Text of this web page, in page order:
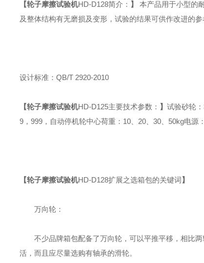
【轮子摩擦试验机HD-D128简介： 】 本产品用于小型的
及整体结构有无磨损及变形，试验的结果可供作改进的参
设计标准： QB/T 2920-2010
【轮子摩擦试验机HD-D125主要技术参数： 】 试验砂轮：
9 ， 999 ，自动停机轮中心荷重： 10 20 30 50kg电源：
【轮子摩擦试验机HD-D128扩展之选箱包的关键词】
万向轮：
不少品牌箱包配备了万向轮，可以平推平移，相比两
活，而且应尽量选购有轴承的滑轮。